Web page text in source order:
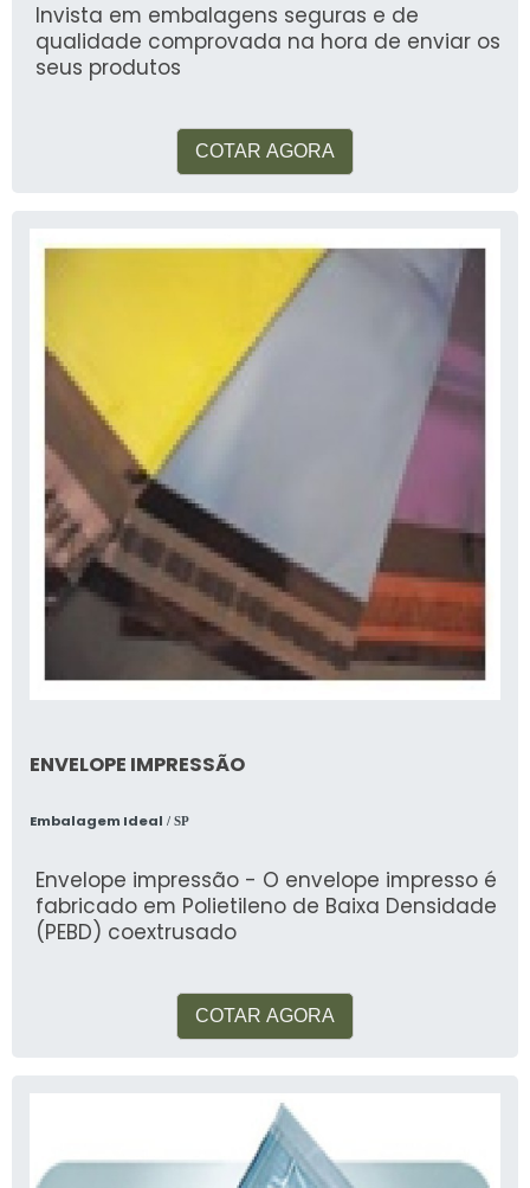
Invista em embalagens seguras e de
qualidade comprovada na hora de enviar os
seus produtos
COTAR AGORA
ENVELOPE IMPRESSÃO
Embalagem Ideal / SP
Envelope impressão - O envelope impresso é
fabricado em Polietileno de Baixa Densidade
(PEBD) coextrusado
COTAR AGORA